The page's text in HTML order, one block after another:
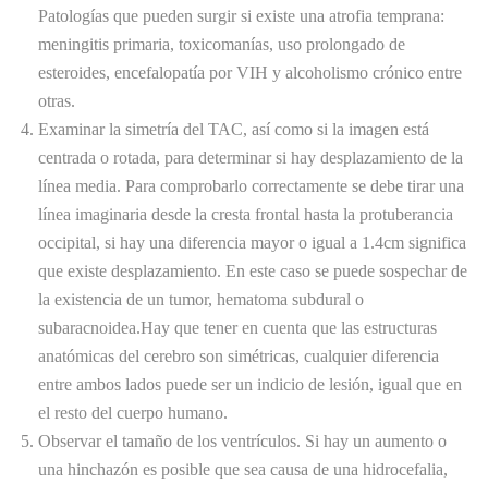
Patologías que pueden surgir si existe una atrofia temprana:
meningitis primaria, toxicomanías, uso prolongado de
esteroides, encefalopatía por VIH y alcoholismo crónico entre
otras.
Examinar la simetría del TAC, así como si la imagen está
centrada o rotada, para determinar si hay desplazamiento de la
línea media. Para comprobarlo correctamente se debe tirar una
línea imaginaria desde la cresta frontal hasta la protuberancia
occipital, si hay una diferencia mayor o igual a 1.4cm significa
que existe desplazamiento. En este caso se puede sospechar de
la existencia de un tumor, hematoma subdural o
subaracnoidea.Hay que tener en cuenta que las estructuras
anatómicas del cerebro son simétricas, cualquier diferencia
entre ambos lados puede ser un indicio de lesión, igual que en
el resto del cuerpo humano.
Observar el tamaño de los ventrículos. Si hay un aumento o
una hinchazón es posible que sea causa de una hidrocefalia,